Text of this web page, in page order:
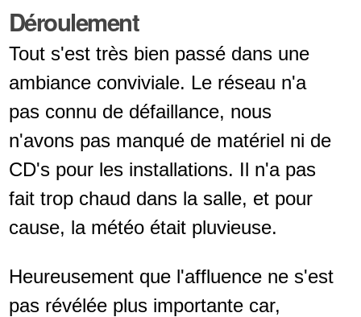
Déroulement
Tout s'est très bien passé dans une
ambiance conviviale. Le réseau n'a
pas connu de défaillance, nous
n'avons pas manqué de matériel ni de
CD's pour les installations. Il n'a pas
fait trop chaud dans la salle, et pour
cause, la météo était pluvieuse.
Heureusement que l'affluence ne s'est
pas révélée plus importante car,